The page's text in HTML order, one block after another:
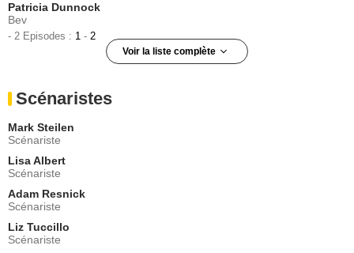
Patricia Dunnock
Bev
- 2 Episodes : 1 - 2
Voir la liste complète
- 1 Episode :1
Taylor
- 1 Episode :
Amy Stiller
Gwen
- 1 Episode :5
Caroline Kaplan
Michelle
- 1 Episode :
Scénaristes
Mark Steilen
Scénariste
Lisa Albert
Scénariste
Adam Resnick
Scénariste
Liz Tuccillo
Scénariste